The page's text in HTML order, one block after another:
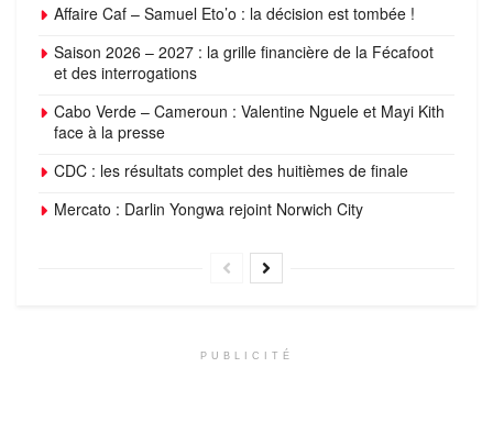
Affaire Caf – Samuel Eto’o : la décision est tombée !
Saison 2026 – 2027 : la grille financière de la Fécafoot
et des interrogations
Cabo Verde – Cameroun : Valentine Nguele et Mayi Kith
face à la presse
CDC : les résultats complet des huitièmes de finale
Mercato : Darlin Yongwa rejoint Norwich City
PUBLICITÉ